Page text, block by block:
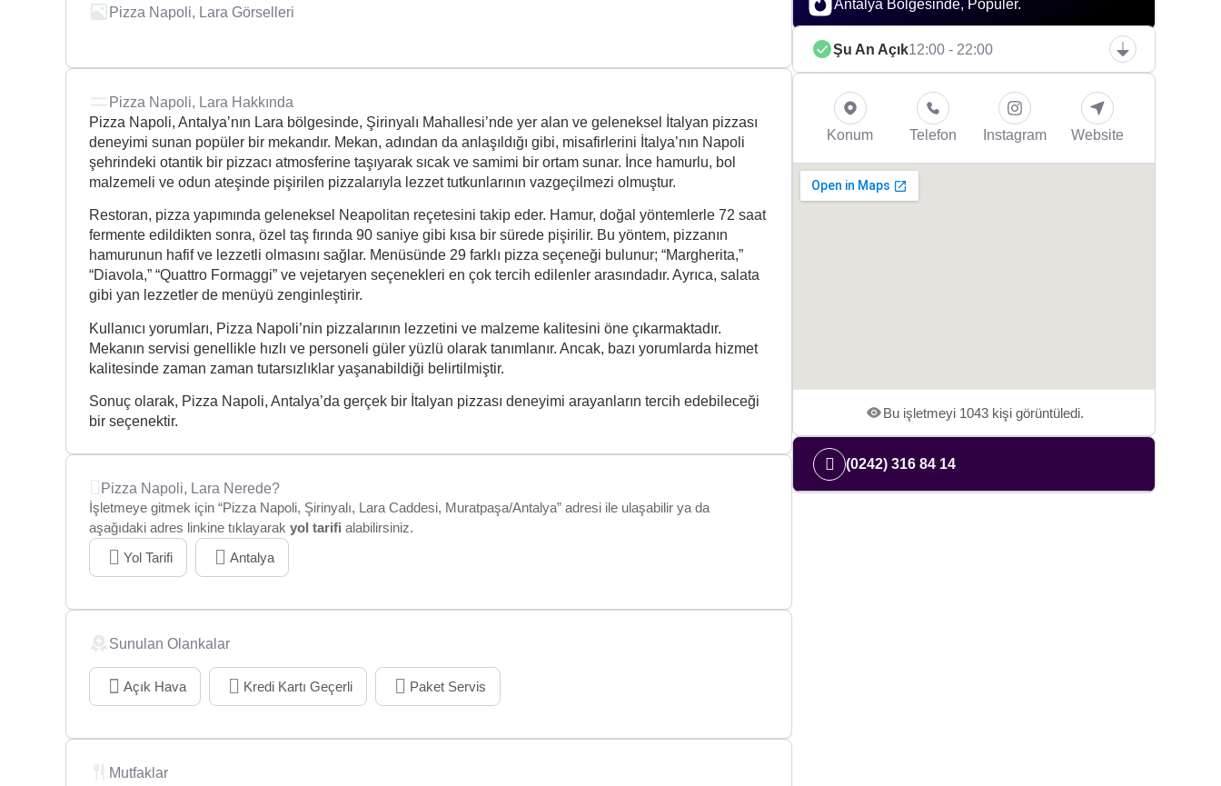
Pizza Napoli, Lara Görselleri
Pizza Napoli, Lara Hakkında
Pizza Napoli, Antalya’nın Lara bölgesinde, Şirinyalı Mahallesi’nde yer alan ve geleneksel İtalyan pizzası
deneyimi sunan popüler bir mekandır. Mekan, adından da anlaşıldığı gibi, misafirlerini İtalya’nın Napoli
şehrindeki otantik bir pizzacı atmosferine taşıyarak sıcak ve samimi bir ortam sunar. İnce hamurlu, bol
malzemeli ve odun ateşinde pişirilen pizzalarıyla lezzet tutkunlarının vazgeçilmezi olmuştur.
Restoran, pizza yapımında geleneksel Neapolitan reçetesini takip eder. Hamur, doğal yöntemlerle 72 saat
fermente edildikten sonra, özel taş fırında 90 saniye gibi kısa bir sürede pişirilir. Bu yöntem, pizzanın
hamurunun hafif ve lezzetli olmasını sağlar. Menüsünde 29 farklı pizza seçeneği bulunur; “Margherita,”
“Diavola,” “Quattro Formaggi” ve vejetaryen seçenekleri en çok tercih edilenler arasındadır. Ayrıca, salata
gibi yan lezzetler de menüyü zenginleştirir.
Kullanıcı yorumları, Pizza Napoli’nin pizzalarının lezzetini ve malzeme kalitesini öne çıkarmaktadır.
Mekanın servisi genellikle hızlı ve personeli güler yüzlü olarak tanımlanır. Ancak, bazı yorumlarda hizmet
kalitesinde zaman zaman tutarsızlıklar yaşanabildiği belirtilmiştir.
Sonuç olarak, Pizza Napoli, Antalya’da gerçek bir İtalyan pizzası deneyimi arayanların tercih edebileceği
bir seçenektir.
Pizza Napoli, Lara Nerede?
İşletmeye gitmek için “Pizza Napoli, Şirinyalı, Lara Caddesi, Muratpaşa/Antalya” adresi ile ulaşabilir ya da
aşağıdaki adres linkine tıklayarak yol tarifi alabilirsiniz.
Yol Tarifi
Antalya
Sunulan Olankalar
Açık Hava Kredi Kartı Geçerli Paket Servis
Mutfaklar
Antalya Bölgesinde, Popüler.
Şu An Açık12:00 - 22:00
Konum Telefon Instagram Website
Bu işletmeyi 1043 kişi görüntüledi.
(0242) 316 84 14